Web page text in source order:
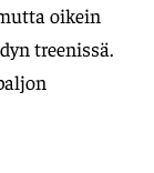
oikein
treenissä.